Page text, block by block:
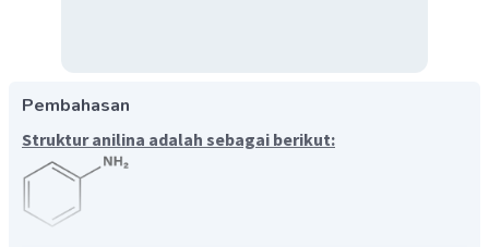
Pembahasan
Struktur anilina adalah sebagai berikut: